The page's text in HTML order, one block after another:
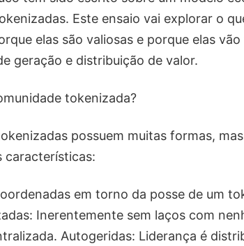
Este ensaio vai explorar o
elas são valiosas e porque elas
geração e distribuição de valor.
tokenizada?
possuem muitas formas,
características:
em torno da posse de um
Inerentemente sem laços com
Autogeridas: Liderança é